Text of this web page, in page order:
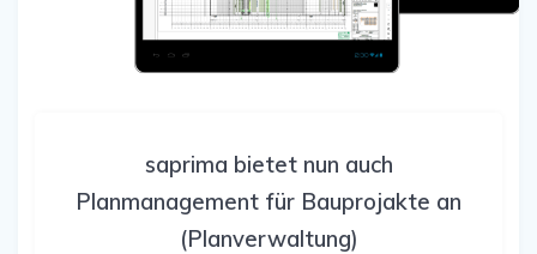
saprima bietet nun auch
Planmanagement für Bauprojakte an
(Planverwaltung)